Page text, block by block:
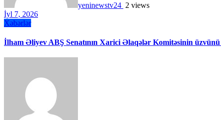
yeninewstv24 2 views
İyl 7, 2026
Xəbərlər
İlham Əliyev ABŞ Senatının Xarici Əlaqələr Komitəsinin